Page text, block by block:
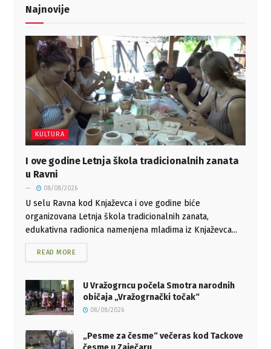
Najnovije
KULTURA
I ove godine Letnja škola tradicionalnih zanata
u Ravni
08/08/2026
U selu Ravna kod Knjaževca i ove godine biće
organizovana Letnja škola tradicionalnih zanata,
edukativna radionica namenjena mladima iz Knjaževca...
READ MORE
U Vražogrncu počela Smotra narodnih
običaja „Vražogrnački točak“
08/08/2026
„Pesme za česme“ večeras kod Tackove